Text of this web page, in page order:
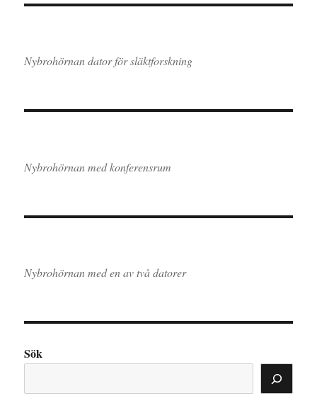
Nybrohörnan dator för släktforskning
Nybrohörnan med konferensrum
Nybrohörnan med en av två datorer
Sök